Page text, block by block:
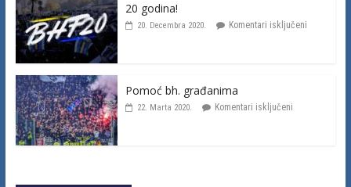
20 godina!
20. Decembra 2020. Komentari isključeni
Pomoć bh. građanima
22. Marta 2020. Komentari isključeni